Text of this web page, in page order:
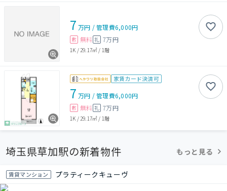
7 万円 /管理費6,000円
敷 無料 礼 7万円
1K / 29.17㎡ / 1階
家賃カード決済可
7 万円 /管理費6,000円
敷 無料 礼 7万円
1K /29.17㎡ / 1階
埼玉県草加駅の新着物件 もっと見る
賃貸マンション プラティークキューヴ